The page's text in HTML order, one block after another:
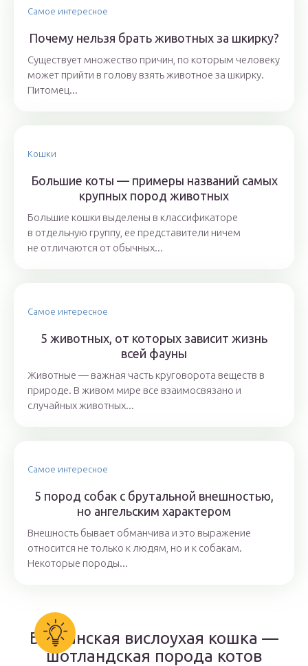
Самое интересное
Почему нельзя брать животных за шкирку?
Существует множество причин, по которым человеку
может прийти в голову взять животное за шкирку.
Питомец...
Кошки
Большие коты — примеры названий самых
крупных пород животных
Большие кошки выделены в классификаторе
в отдельную группу, ее представители ничем
не отличаются от обычных...
Самое интересное
5 животных, от которых зависит жизнь
всей фауны
Животные — важная часть круговорота веществ в
природе. В живом мире все взаимосвязано и
случайных животных...
Самое интересное
5 пород собак с брутальной внешностью,
но ангельским характером
Внешность бывает обманчива и это выражение
относится не только к людям, но и к собакам.
Некоторые породы...
Британская вислоухая кошка —
шотландская порода котов